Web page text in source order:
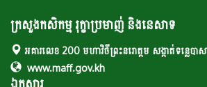
ក្រសួងកសិកម្ម រុក្ខាប្រមាញ់ និងនេសាទ
អគារលេខ 200 មហាវិថីព្រះនរោត្តម សង្កាត់ទន្លេបា
www.maff.gov.kh
ឯកសារ